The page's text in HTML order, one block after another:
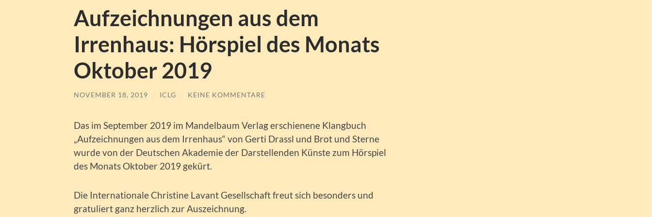
Aufzeichnungen aus dem
Irrenhaus: Hörspiel des Monats
Oktober 2019
NOVEMBER 18, 2019 / ICLG / KEINE KOMMENTARE
Das im September 2019 im Mandelbaum Verlag erschienene Klangbuch
„Aufzeichnungen aus dem Irrenhaus“ von Gerti Drassl und Brot und Sterne
wurde von der Deutschen Akademie der Darstellenden Künste zum Hörspiel
des Monats Oktober 2019 gekürt.
Die Internationale Christine Lavant Gesellschaft freut sich besonders und
gratuliert ganz herzlich zur Auszeichnung.